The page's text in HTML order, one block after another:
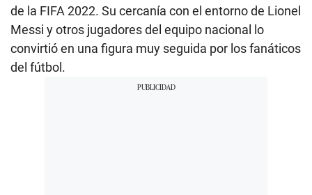
de la FIFA 2022. Su cercanía con el entorno de Lionel
Messi y otros jugadores del equipo nacional lo
convirtió en una figura muy seguida por los fanáticos
del fútbol.